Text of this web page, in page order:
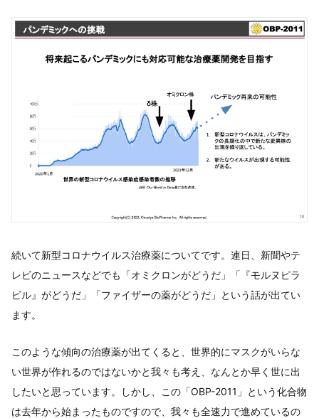
続いて新型コロナウイルス治療薬についてです。連日、新聞やテ
レビのニュースなどでも「オミクロンがどうだ」「『モルヌピラ
ビル』がどうだ」「ファイザーの薬がどうだ」という話が出てい
ます。
このような傾向の治療薬が出てくると、世界的にマスクがいらな
い世界が作れるのではないかと我々も考え、なんとか早く世に出
したいと思っています。しかし、この「OBP-2011」という化合物
は去年から始まったものですので、我々も全速力で進めているの